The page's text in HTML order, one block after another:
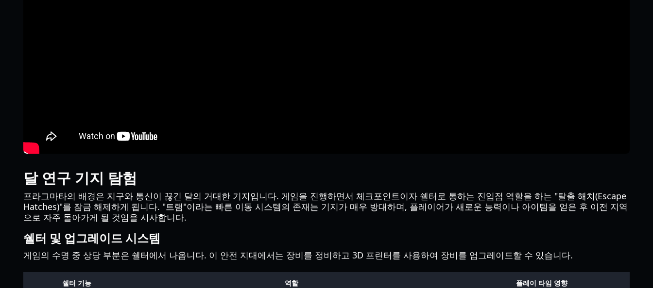
달 연구 기지 탐험
프라그마타의 배경은 지구와 통신이 끊긴 달의 거대한 기지입니다. 게임을 진행하면서 체크포인트이자 쉘터로 통하는 진입점 역할을 하는 "탈출 해치(Escape
Hatches)"를 잠금 해제하게 됩니다. "트램"이라는 빠른 이동 시스템의 존재는 기지가 매우 방대하며, 플레이어가 새로운 능력이나 아이템을 얻은 후 이전 지역
으로 자주 돌아가게 될 것임을 시사합니다.
쉘터 및 업그레이드 시스템
게임의 수명 중 상당 부분은 쉘터에서 나옵니다. 이 안전 지대에서는 장비를 정비하고 3D 프린터를 사용하여 장비를 업그레이드할 수 있습니다.
쉘터 기능 역할 플레이 타임 영향